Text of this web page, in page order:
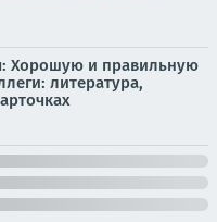
Хорошую и правильную
литература,